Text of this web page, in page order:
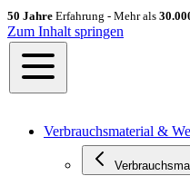
50 Jahre Erfahrung - Mehr als
Zum Inhalt springen
Verbrauchsmaterial &